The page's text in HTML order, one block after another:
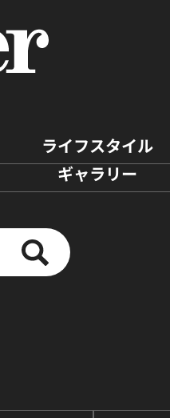
ライフスタイル
ギャラリー